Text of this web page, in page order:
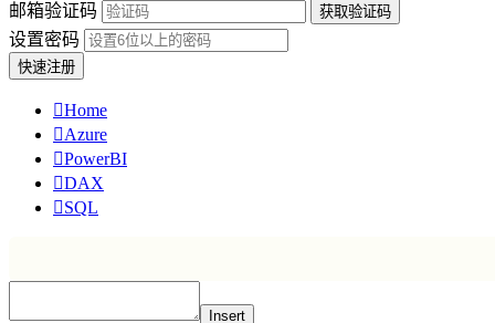
邮箱验证码
设置密码
Home
Azure
PowerBI
DAX
SQL
Insert